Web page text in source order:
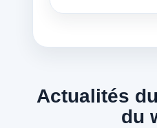
Actualités
du